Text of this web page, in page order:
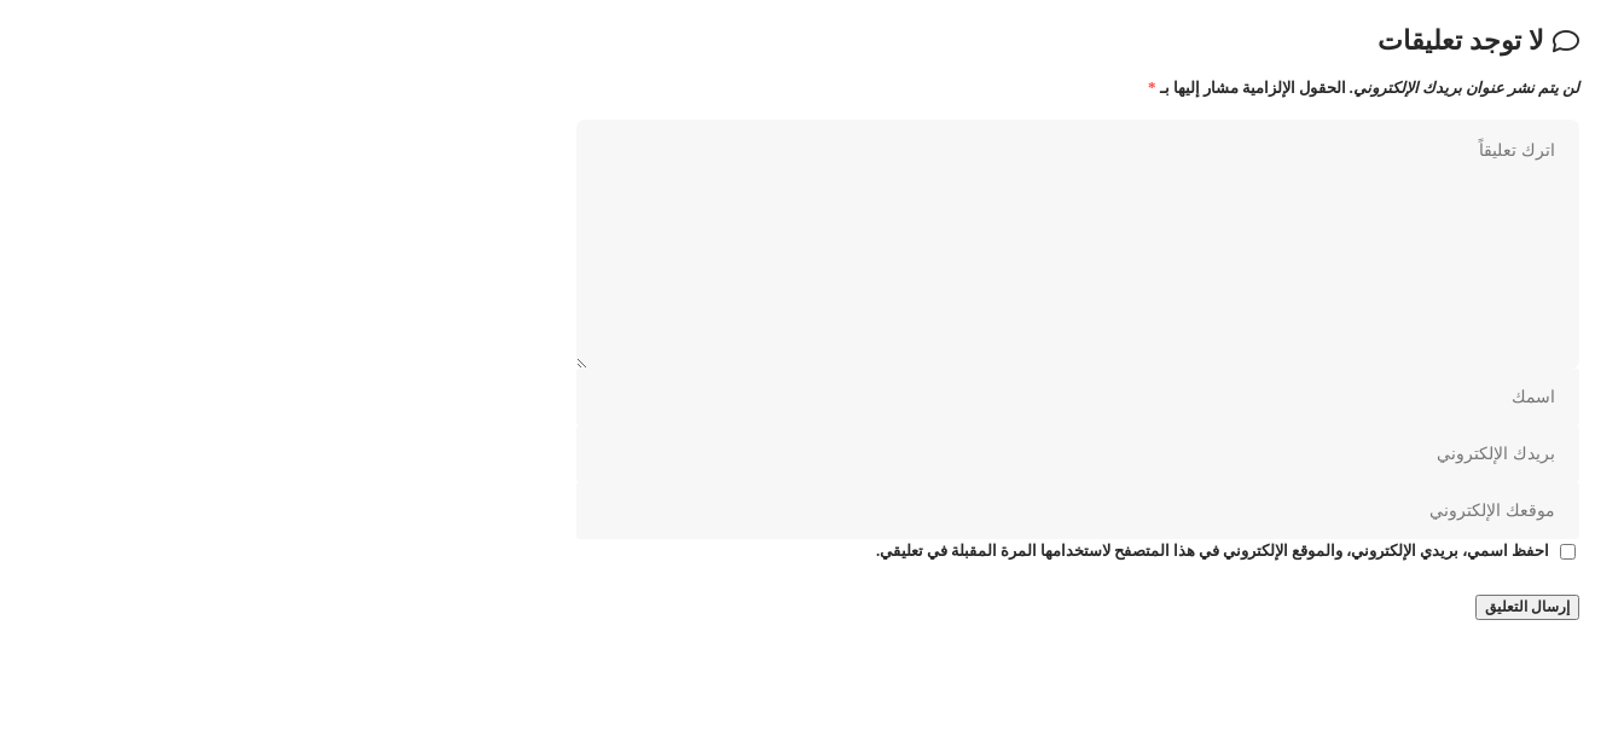
لا توجد تعليقات
لن يتم نشر عنوان بريدك الإلكتروني. الحقول الإلزامية مشار إليها بـ *
احفظ اسمي، بريدي الإلكتروني، والموقع الإلكتروني في هذا المتصفح لاستخدامها المرة المقبلة في تعليقي.